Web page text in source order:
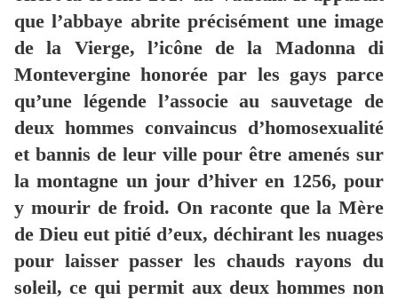
que l’abbaye abrite précisément une image
de la Vierge, l’icône de la Madonna di
Montevergine honorée par les gays parce
qu’une légende l’associe au sauvetage de
deux hommes convaincus d’homosexualité
et bannis de leur ville pour être amenés sur
la montagne un jour d’hiver en 1256, pour
y mourir de froid. On raconte que la Mère
de Dieu eut pitié d’eux, déchirant les nuages
pour laisser passer les chauds rayons du
soleil, ce qui permit aux deux hommes non